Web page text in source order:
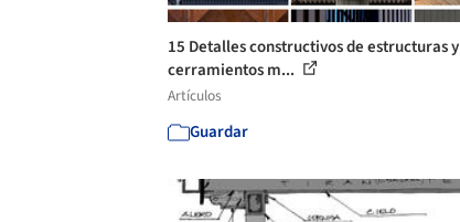
15 Detalles constructivos de estructuras y
cerramientos m...
Artículos
Guardar